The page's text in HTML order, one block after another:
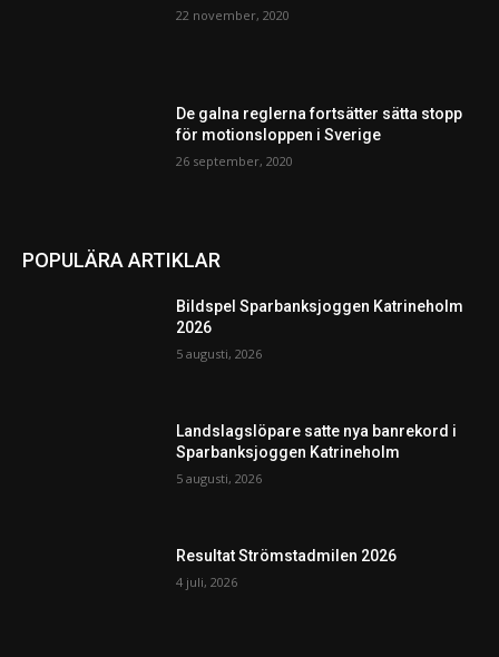
22 november, 2020
De galna reglerna fortsätter sätta stopp
för motionsloppen i Sverige
26 september, 2020
POPULÄRA ARTIKLAR
Bildspel Sparbanksjoggen Katrineholm
2026
5 augusti, 2026
Landslagslöpare satte nya banrekord i
Sparbanksjoggen Katrineholm
5 augusti, 2026
Resultat Strömstadmilen 2026
4 juli, 2026